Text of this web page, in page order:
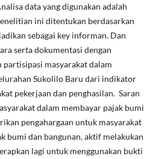
data yang digunakan adalah
ini ditentukan berdasarkan
sebagai key informan. Dan
serta dokumentasi dengan
masyarakat dalam
Sukolilo Baru dari indikator
pekerjaan dan penghasilan. Saran
dalam membayar pajak bumi
pengahargaan untuk masyarakat
bumi dan bangunan, aktif melakukan
lagi untuk menggunakan bukti